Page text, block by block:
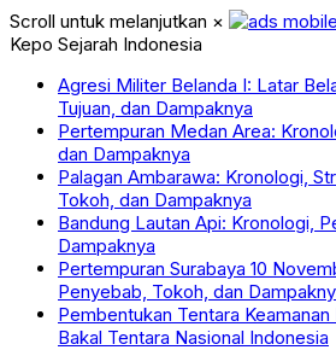
Scroll untuk melanjutkan ×
Kepo Sejarah Indonesia
Agresi Militer Belanda I: Latar
Tujuan, dan Dampaknya
Pertempuran Medan Area:
dan Dampaknya
Palagan Ambarawa: Kronologi,
Tokoh, dan Dampaknya
Bandung Lautan Api: Kronologi,
Dampaknya
Pertempuran Surabaya 10
Penyebab, Tokoh, dan
Pembentukan Tentara
Bakal Tentara Nasional Indonesia